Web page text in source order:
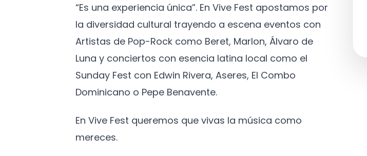
“Es una experiencia única”. En Vive Fest apostamos por
la diversidad cultural trayendo a escena eventos con
Artistas de Pop-Rock como Beret, Marlon, Álvaro de
Luna y conciertos con esencia latina local como el
Sunday Fest con Edwin Rivera, Aseres, El Combo
Dominicano o Pepe Benavente.
En Vive Fest queremos que vivas la música como
mereces.